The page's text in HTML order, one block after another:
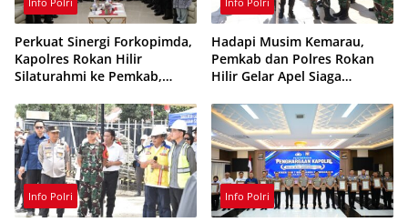
Perkuat Sinergi Forkopimda,
Kapolres Rokan Hilir
Silaturahmi ke Pemkab,
Hadapi Musim Kemarau,
Pemkab dan Polres Rokan
Hilir Gelar Apel Siaga
Sinergi Cegah Kebakaran
Info Polri Info Polri